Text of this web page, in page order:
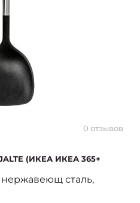
0 отзывов
(ИКЕА ИКЕА 365+
сталь,